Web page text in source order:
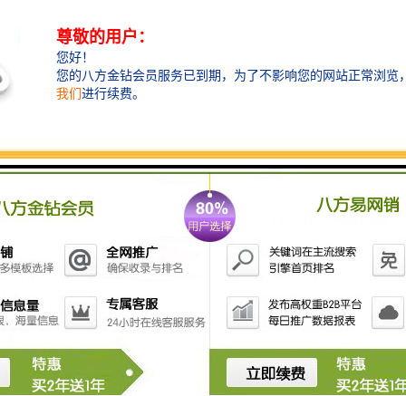
临时围挡文明施工
1.建设工程工地四周应按规定设置连续、密闭的围
栏；建造多层、高层建筑的还应设置安全防护设施。在